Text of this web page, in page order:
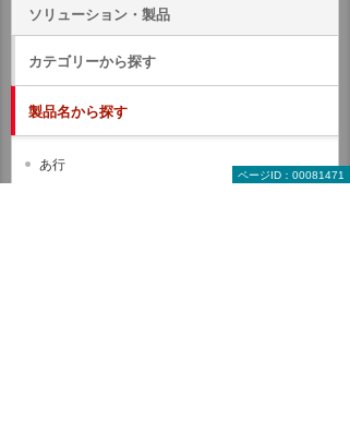
ページID：00081471
ソリューション・製品
カテゴリーから探す
製品名から探す
あ行